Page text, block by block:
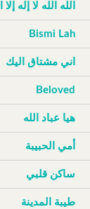
الله الله لا إله إلا
Bismi Lah
اني مشتاق اليك
Beloved
هيا عباد الله
أمي الحبيبة
ساكن قلبي
طيبة المدينة